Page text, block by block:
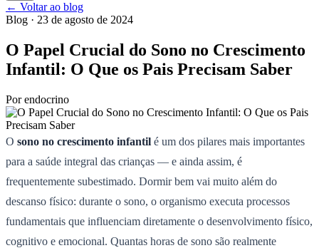
← Voltar ao blog
Blog · 23 de agosto de 2024
O Papel Crucial do Sono no Crescimento
Infantil: O Que os Pais Precisam Saber
Porendocrino
O sono no crescimento infantil é um dos pilares mais importantes
para a saúde integral das crianças — e ainda assim, é
frequentemente subestimado. Dormir bem vai muito além do
descanso físico: durante o sono, o organismo executa processos
fundamentais que influenciam diretamente o desenvolvimento físico,
cognitivo e emocional. Quantas horas de sono são realmente